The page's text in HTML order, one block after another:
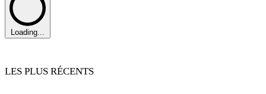
Loading...
LES PLUS RÉCENTS